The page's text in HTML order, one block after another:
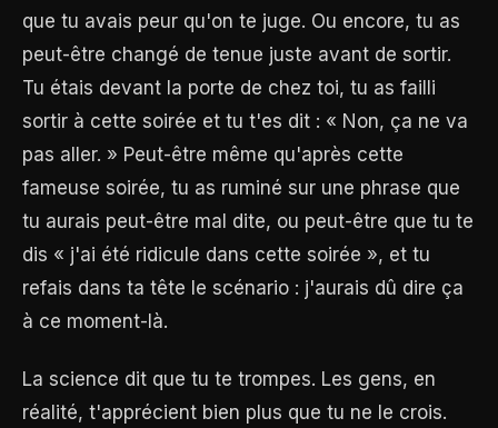
que tu avais peur qu'on te juge. Ou encore, tu as
peut-être changé de tenue juste avant de sortir.
Tu étais devant la porte de chez toi, tu as failli
sortir à cette soirée et tu t'es dit : « Non, ça ne va
pas aller. » Peut-être même qu'après cette
fameuse soirée, tu as ruminé sur une phrase que
tu aurais peut-être mal dite, ou peut-être que tu te
dis « j'ai été ridicule dans cette soirée », et tu
refais dans ta tête le scénario : j'aurais dû dire ça
à ce moment-là.
La science dit que tu te trompes. Les gens, en
réalité, t'apprécient bien plus que tu ne le crois.